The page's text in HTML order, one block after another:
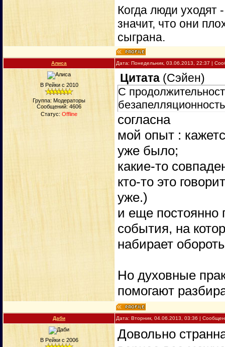
Когда люди уходят
значит, что они
сыграна.
Алиса Дата: Понедельник, 03.06.2013, 22:37 |
В Рейки с 2010
Группа: Модераторы
Сообщений: 4606
Статус: Offline
Цитата (Сэйен)
С
согласна
мой опыт :
уже было;
какие-то
кто-то это
уже.)
и еще постоянно
события, на
набирает
Но духовные
помогают
Даби Дата: Вторник, 04.06.2013, 03:36 |
В Рейки с 2006
Довольно